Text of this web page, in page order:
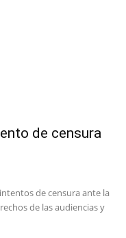
de censura
de censura ante la
de las audiencias y